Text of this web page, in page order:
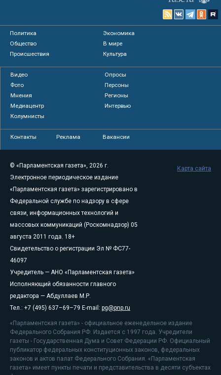
Политика
Экономика
Общество
В мире
Происшествия
Культура
Видео
Опросы
Фото
Персоны
Мнения
Регионы
Медиацентр
Интервью
Колумнисты
Контакты Реклама Вакансии
© «Парламентская газета», 2026 г.
Электронное периодическое издание
«Парламентская газета» зарегистрировано в
Федеральной службе по надзору в сфере
связи, информационных технологий и
массовых коммуникаций (Роскомнадзор) 05
августа 2011 года. 18+
Свидетельство о регистрации Эл № ФС77-
46097
Учредитель — АНО «Парламентская газета»
Исполняющий обязанности главного
редактора — Абдуллаев М.Р.
Тел.: +7 (495) 637–69–79 E-mail: pg@pnp.ru
«Парламентская газета» - официальное еженедельное издание
Федерального Собрания РФ. Издается с 1997 года. Учредители
газеты - Государственная Дума и Совет Федерации РФ. Официальный
публикатор федеральных конституционных законов, федеральных
законов и актов палат Федерального Собрания. «Парламентская
газета» имеет пункты печати и представительства в десяти субъектах
Карта сайта